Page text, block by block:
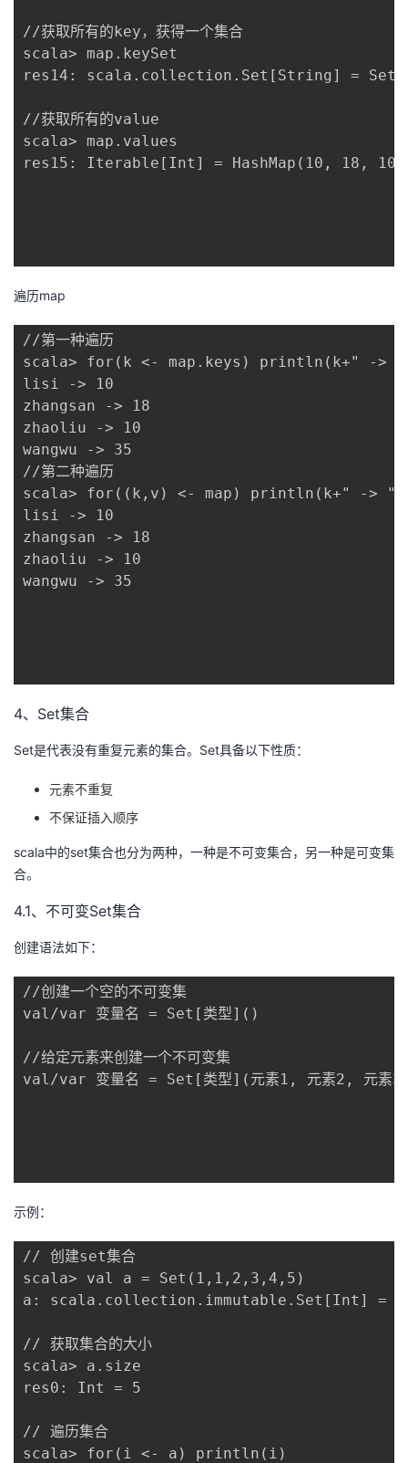
//获取所有的key，获得一个集合
scala> map.keySet
res14: scala.collection.Set[String] =
//获取所有的value
scala> map.values
res15: Iterable[Int] = HashMap(10, 18,
遍历map
//第一种遍历
scala> for(k <- map.keys) println(k+" -> "
lisi -> 10
zhangsan -> 18
zhaoliu -> 10
wangwu -> 35
//第二种遍历
scala> for((k,v) <- map) println(k+" ->
lisi -> 10
zhangsan -> 18
zhaoliu -> 10
wangwu -> 35
4、Set集合
Set是代表没有重复元素的集合。Set具备以下性质：
元素不重复
不保证插入顺序
scala中的set集合也分为两种，一种是不可变集合，另一种是可变集
合。
4.1、不可变Set集合
创建语法如下：
//创建一个空的不可变集
val/var 变量名 = Set[类型]()
//给定元素来创建一个不可变集
val/var 变量名 = Set[类型](元素1, 元素2, 元
示例：
// 创建set集合
scala> val a = Set(1,1,2,3,4,5)
a: scala.collection.immutable.Set[Int] =
// 获取集合的大小
scala> a.size
res0: Int = 5
// 遍历集合
scala> for(i <- a) println(i)